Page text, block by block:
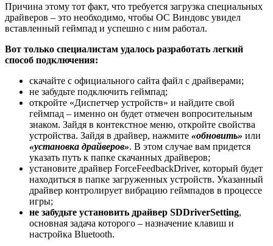
Причина этому тот факт, что требуется загрузка специальных
драйверов – это необходимо, чтобы ОС Виндовс увидел
вставленный геймпад и успешно с ним работал.
Вот только специалистам удалось разработать легкий
способ подключения:
скачайте с официального сайта файл с драйверами;
не забудьте подключить геймпад;
откройте «Диспетчер устройств» и найдите свой
геймпад – именно он будет отмечен вопросительным
знаком. Зайдя в контекстное меню, откройте свойства
устройства. Зайдя в драйвер, нажмите «обновить» или
«установка драйверов». В этом случае вам придется
указать путь к папке скачанных драйверов;
установите драйвер ForceFeedbackDriver, который будет
находиться в папке загруженных устройств. Указанный
драйвер контролирует вибрацию геймпадов в процессе
игры;
не забудьте установить драйвер SDDriverSetting,
основная задача которого – назначение клавиш и
настройка Bluetooth.